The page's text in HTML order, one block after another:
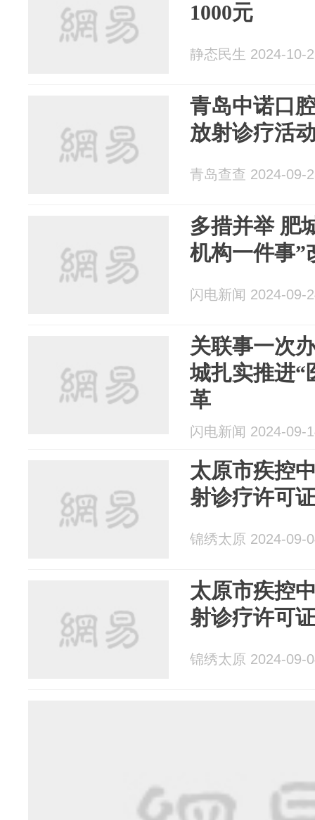
1000元
静态民生 2024-10-
青岛中诺口
放射诊疗活
青岛查查 2024-09-
多措并举 肥
机构一件事”
闪电新闻 2024-09-
关联事一次
城扎实推进“
革
闪电新闻 2024-09-
太原市疾控
射诊疗许可
锦绣太原 2024-09-
太原市疾控
射诊疗许可
锦绣太原 2024-09-